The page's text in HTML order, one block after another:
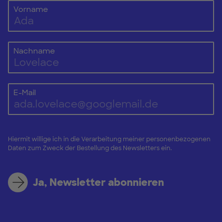
Vorname
Nachname
E-Mail
Hiermit willige ich in die Verarbeitung meiner personenbezogenen
Daten zum Zweck der Bestellung des Newsletters ein.
Ja, Newsletter abonnieren